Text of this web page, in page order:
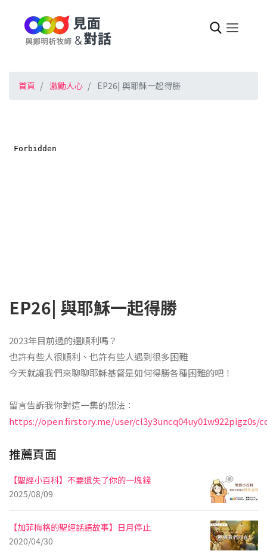
首頁 激勵人心 EP26| 與耶穌一起得勝
EP26| 與耶穌一起得勝
2023年目前過的還順利嗎？
也許有些人很順利、也許有些人遇到很多困難
今天就讓我們來聊聊耶穌基督是如何得勝各種困難的吧！
留言告訴我你對這一集的想法：
https://open.firstory.me/user/cl3y3uncq04uy01w922pigz0s/
推薦頁面
【聖經小百科】不要遺失了你的一塊錢
2025/08/09
【加菲梅格的聖經話語故事】日月停止
2020/04/30